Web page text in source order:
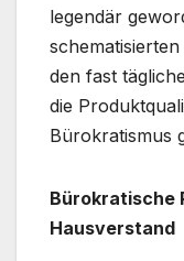
legendär
den fast
die
Bürokratismus
Bürokratische
Hausverstand